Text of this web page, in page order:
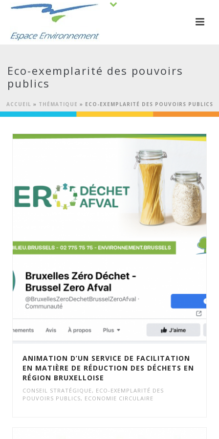
Eco-exemplarité des pouvoirs
publics
ACCUEIL » THÉMATIQUE » ECO-EXEMPLARITÉ DES POUVOIRS PUBLICS
ANIMATION D’UN SERVICE DE FACILITATION
EN MATIÈRE DE RÉDUCTION DES DÉCHETS EN
RÉGION BRUXELLOISE
CONSEIL STRATÉGIQUE, ECO-EXEMPLARITÉ DES
POUVOIRS PUBLICS, ECONOMIE CIRCULAIRE